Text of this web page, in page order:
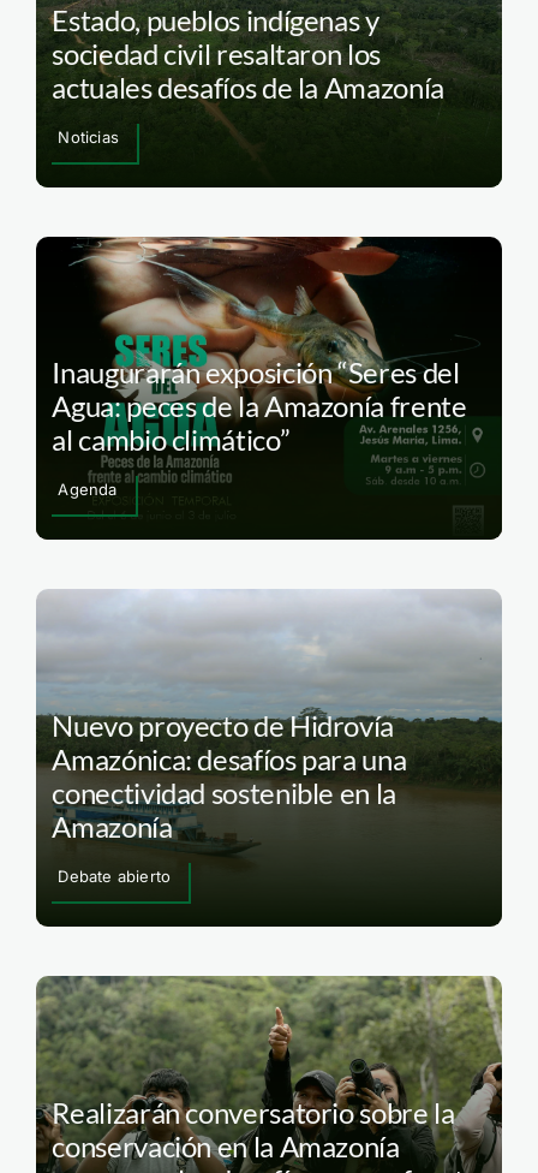
Estado, pueblos indígenas y
sociedad civil resaltaron los
actuales desafíos de la Amazonía
Noticias
Inaugurarán exposición “Seres del
Agua: peces de la Amazonía frente
al cambio climático”
Agenda
Nuevo proyecto de Hidrovía
Amazónica: desafíos para una
conectividad sostenible en la
Amazonía
Debate abierto
Realizarán conversatorio sobre la
conservación en la Amazonía